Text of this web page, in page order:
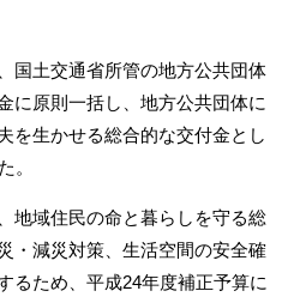
国土交通省所管の地方公共団体
に原則一括し、地方公共団体に
を生かせる総合的な交付金とし
。
地域住民の命と暮らしを守る総
・減災対策、生活空間の安全確
るため、平成24年度補正予算に